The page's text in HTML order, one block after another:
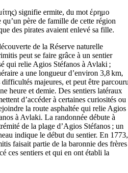
) signifie ermite, du mot έρημο
père de famille de cette région
des pirates avaient enlevé sa fille.
de la Réserve naturelle
peut se faire grâce à un sentier
qui relie Agios Stéfanos à Avlaki ;
a une longueur d’environ 3,8 km,
difficultés majeures, et peut être
heure et demie. Des sentiers latéraux
d’accéder à certaines curiosités ou
la route asphaltée qui relie Agios
à Avlaki. La randonnée débute à
de la plage d’Agios Stéfanos ; un
indique le début du sentier. En 1773,
faisait partie de la baronnie des frères
ces sentiers et qui en ont établi la